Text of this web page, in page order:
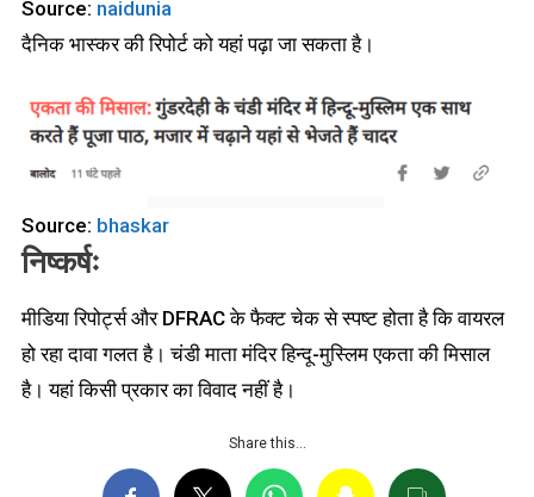
Source: naidunia
दैनिक भास्कर की रिपोर्ट को यहां पढ़ा जा सकता है।
Source: bhaskar
निष्कर्षः
मीडिया रिपोर्ट्स और DFRAC के फैक्ट चेक से स्पष्ट होता है कि वायरल
हो रहा दावा गलत है। चंडी माता मंदिर हिन्दू-मुस्लिम एकता की मिसाल
है। यहां किसी प्रकार का विवाद नहीं है।
Share this…